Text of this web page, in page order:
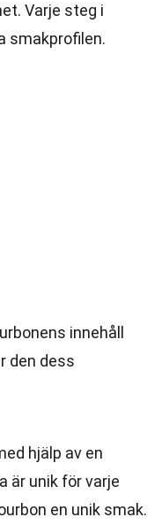
Varje steg i
smakprofilen.
innehåll
den dess
hjälp av en
är unik för varje
en unik smak.